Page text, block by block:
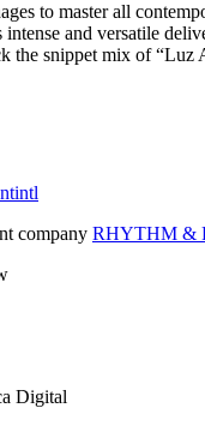
to master all
intense and versatile
the snippet mix of
company RHYTHM &
Digital